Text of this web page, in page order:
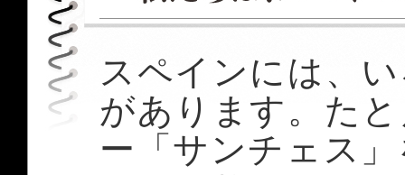
スペインには、
があります。た
ー「サンチェス